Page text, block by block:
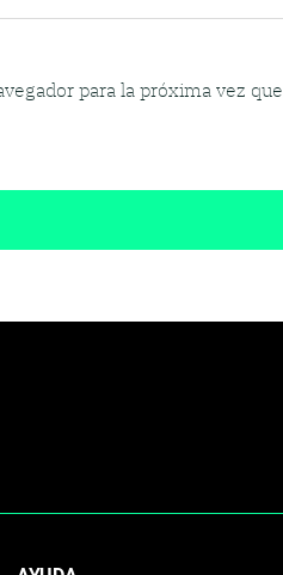
para la próxima vez que